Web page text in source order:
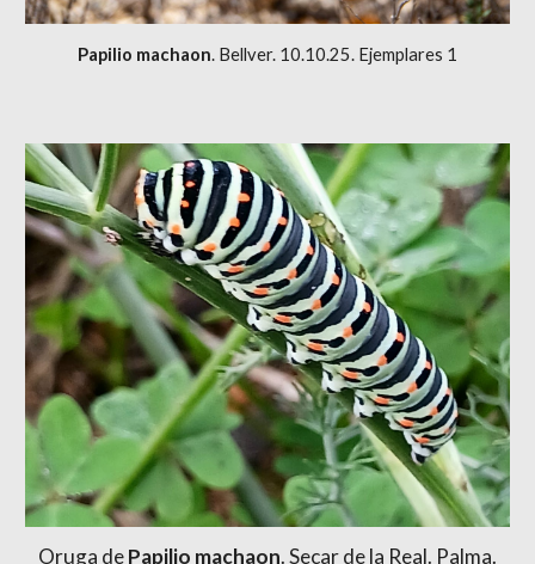
Papilio machaon. Bellver. 10.10.25. Ejemplares 1
Oruga dePapilio machaon. Secar de la Real. Palma.